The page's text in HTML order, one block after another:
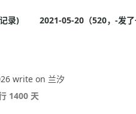
录) 2021-05-20（520，-发
write on 兰汐
1400 天